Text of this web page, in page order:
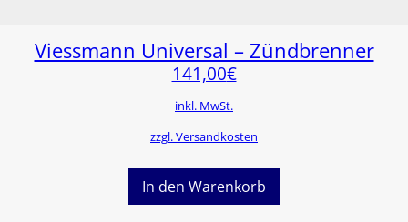
Viessmann Universal – Zündbrenner
141,00€
inkl. MwSt.
zzgl. Versandkosten
In den Warenkorb